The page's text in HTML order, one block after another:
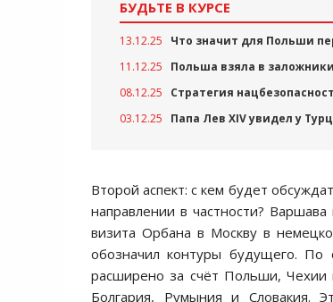
БУДЬТЕ В КУРСЕ
13.12.25
Что значит для Польши
11.12.25
Польша взяла в
08.12.25
Стратегия
03.12.25
Папа Лев XIV увидел у
Второй аспект: с кем будет
направлении в частности?
визита Орбана в Москву в
обозначил контуры будущего. По
расширено за счёт Польши, Чехии
Болгария, Румыния и Словакия.